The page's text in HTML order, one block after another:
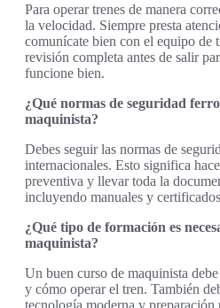
Para operar trenes de manera
la velocidad. Siempre presta
comunícate bien con el equipo de
revisión completa antes de salir
funcione bien.
¿Qué normas de seguridad
maquinista?
Debes seguir las normas de
internacionales. Esto significa
preventiva y llevar toda la
incluyendo manuales y
¿Qué tipo de formación es
maquinista?
Un buen curso de maquinista
y cómo operar el tren. También
tecnología moderna y preparación